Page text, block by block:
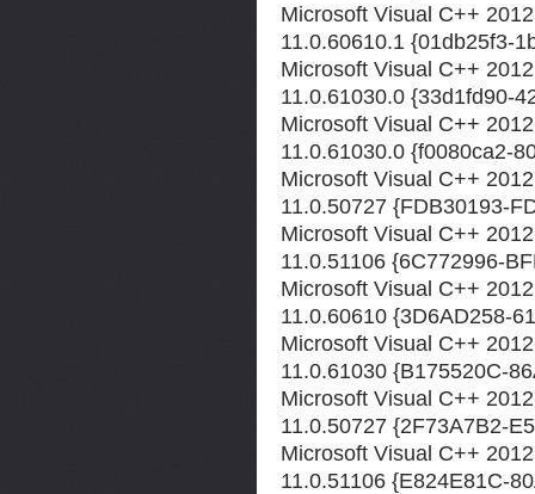
Microsoft Visual C++
11.0.60610.1 {01db25f3-
Microsoft Visual C++
11.0.61030.0 {33d1fd90-
Microsoft Visual C++
11.0.61030.0 {f0080ca2-
Microsoft Visual C++
11.0.50727 {FDB30193-
Microsoft Visual C++
11.0.51106 {6C772996-
Microsoft Visual C++
11.0.60610 {3D6AD258-
Microsoft Visual C++
11.0.61030 {B175520C-
Microsoft Visual C++
11.0.50727 {2F73A7B2-
Microsoft Visual C++
11.0.51106 {E824E81C-